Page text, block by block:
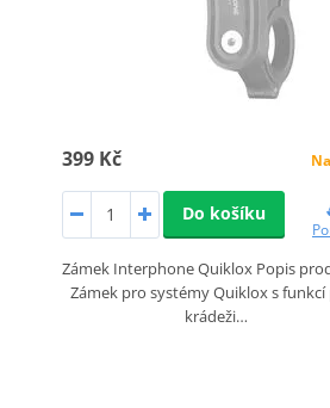
399 Kč
Do košíku
Zámek Interphone Quiklox Popis
Zámek pro systémy Quiklox s
krádeži…